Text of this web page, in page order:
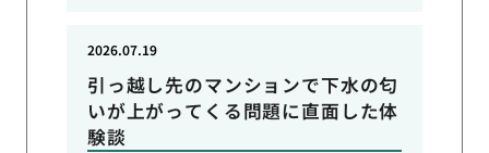
引っ越し先のマンションで下水の匂
いが上がってくる問題に直面した体
験談
2026.07.19